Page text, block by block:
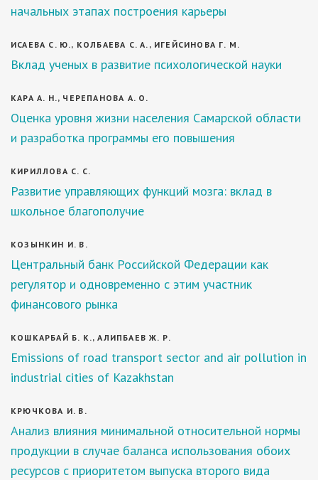
начальных этапах построения карьеры
ИСАЕВА С. Ю., КОЛБАЕВА С. А., ИГЕЙСИНОВА Г. М.
Вклад ученых в развитие психологической науки
КАРА А. Н., ЧЕРЕПАНОВА А. О.
Оценка уровня жизни населения Самарской области
и разработка программы его повышения
КИРИЛЛОВА С. С.
Развитие управляющих функций мозга: вклад в
школьное благополучие
КОЗЫНКИН И. В.
Центральный банк Российской Федерации как
регулятор и одновременно с этим участник
финансового рынка
КОШКАРБАЙ Б. К., АЛИПБАЕВ Ж. Р.
Emissions of road transport sector and air pollution in
industrial cities of Kazakhstan
КРЮЧКОВА И. В.
Анализ влияния минимальной относительной нормы
продукции в случае баланса использования обоих
ресурсов с приоритетом выпуска второго вида